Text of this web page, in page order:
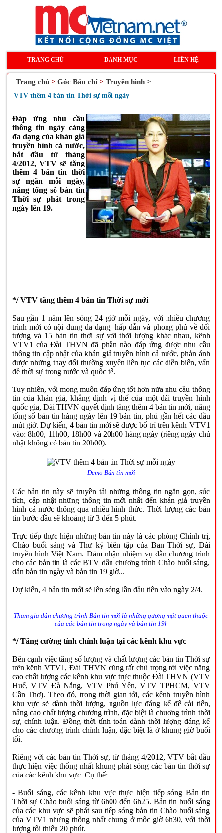
TRANG CHỦ DANH MỤC LIÊN HỆ
Trang chủ > Góc Báo chí> Truyền hình >
VTV thêm 4 bản tin Thời sự mỗi ngày
Đáp ứng nhu cầu
thông tin ngày càng
đa dạng của khán giả
truyền hình cả nước,
bắt đầu từ tháng
4/2012, VTV sẽ tăng
thêm 4 bản tin thời
sự ngắn mỗi ngày,
nâng tổng số bản tin
Thời sự phát trong
ngày lên 19.
*/ VTV tăng thêm 4 bản tin Thời sự mới
Sau gần 1 năm lên sóng 24 giờ mỗi ngày, với nhiều chương
trình mới có nội dung đa dạng, hấp dẫn và phong phú về đối
tượng và 15 bản tin thời sự với thời lượng khác nhau, kênh
VTV1 của Đài THVN đã phần nào đáp ứng được nhu cầu
thông tin cập nhật của khán giả truyền hình cả nước, phản ánh
được những thay đổi thường xuyên liên tục các diễn biến, vấn
đề thời sự trong nước và quốc tế.
Tuy nhiên, với mong muốn đáp ứng tốt hơn nữa nhu cầu thông
tin của khán giả, khẳng định vị thế của một đài truyền hình
quốc gia, Đài THVN quyết định tăng thêm 4 bản tin mới, nâng
tổng số bản tin hàng ngày lên 19 bản tin, phủ gần hết các đầu
mút giờ. Dự kiến, 4 bản tin mới sẽ được bố trí trên kênh VTV1
vào: 8h00, 11h00, 18h00 và 20h00 hàng ngày (riêng ngày chủ
nhật không có bản tin 20h00).
Demo Bản tin mới
Các bản tin này sẽ truyền tải những thông tin ngắn gọn, súc
tích, cập nhật những thông tin mới nhất đến khán giả truyền
hình cả nước thông qua nhiều hình thức. Thời lượng các bản
tin bước đầu sẽ khoảng từ 3 đến 5 phút.
Trực tiếp thực hiện những bản tin này là các phòng Chính trị,
Chào buổi sáng và Thư ký biên tập của Ban Thời sự, Đài
truyền hình Việt Nam. Đảm nhận nhiệm vụ dẫn chương trình
cho các bản tin là các BTV dẫn chương trình Chào buổi sáng,
dẫn bản tin ngày và bản tin 19 giờ...
Dự kiến, 4 bản tin mới sẽ lên sóng lần đầu tiên vào ngày 2/4.
Tham gia dẫn chương trình Bản tin mới là những gương mặt quen thuộc
của các bản tin trong ngày và bản tin 19h
*/ Tăng cường tính chính luận tại các kênh khu vực
Bên cạnh việc tăng số lượng và chất lượng các bản tin Thời sự
trên kênh VTV1, Đài THVN cũng rất chú trọng tới việc nâng
cao chất lượng các kênh khu vực trực thuộc Đài THVN (VTV
Huế, VTV Đà Nẵng, VTV Phú Yên, VTV TPHCM, VTV
Cần Thơ). Theo đó, trong thời gian tới, các kênh truyền hình
khu vực sẽ dành thời lượng, nguồn lực đáng kể để cải tiến,
nâng cao chất lượng chương trình, đặc biệt là chương trình thời
sự, chính luận. Đồng thời tính toán dành thời lượng đáng kể
cho các chương trình chính luận, đặc biệt là ở khung giờ buổi
tối.
Riêng với các bản tin Thời sự, từ tháng 4/2012, VTV bắt đầu
thực hiện việc thống nhất khung phát sóng các bản tin thời sự
của các kênh khu vực. Cụ thể:
- Buổi sáng, các kênh khu vực thực hiện tiếp sóng Bản tin
Thời sự Chào buổi sáng từ 6h00 đến 6h25. Bản tin buổi sáng
của các khu vực sẽ phát sau tiếp sóng bản tin Chào buổi sáng
của VTV1 nhưng thống nhất chung ở mốc giờ 6h30, với thời
lượng tối thiểu 20 phút.